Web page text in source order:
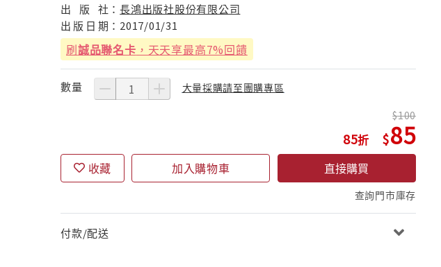
出
版 社：長鴻出版社股份有限公司
出 版 日 期： 2017/01/31
刷誠品聯名卡 ，天天享最高7%回饋
數量 大量採購請至團購專區
85
100
85
收藏 加入購物車 直接購買
查詢門市庫存
付款/配送